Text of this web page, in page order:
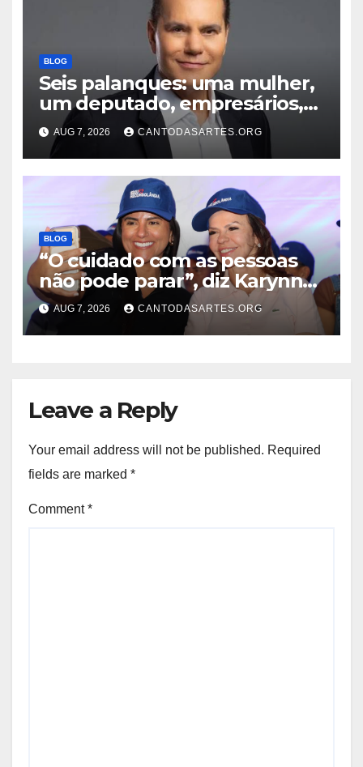
BLOG
Seis palanques: uma mulher,
um deputado, empresários,
professor e vice-governador;
Conheça todos os nomes que
disputam o Governo do TO
AUG 7, 2026 CANTODASARTES.ORG
BLOG
“O cuidado com as pessoas
não pode parar”, diz Karynne
Sotero ao reforçar seu apoio à
professora Dorinha
AUG 7, 2026 CANTODASARTES.ORG
Leave a Reply
Your email address will not be published. Required
fields are marked *
Comment*